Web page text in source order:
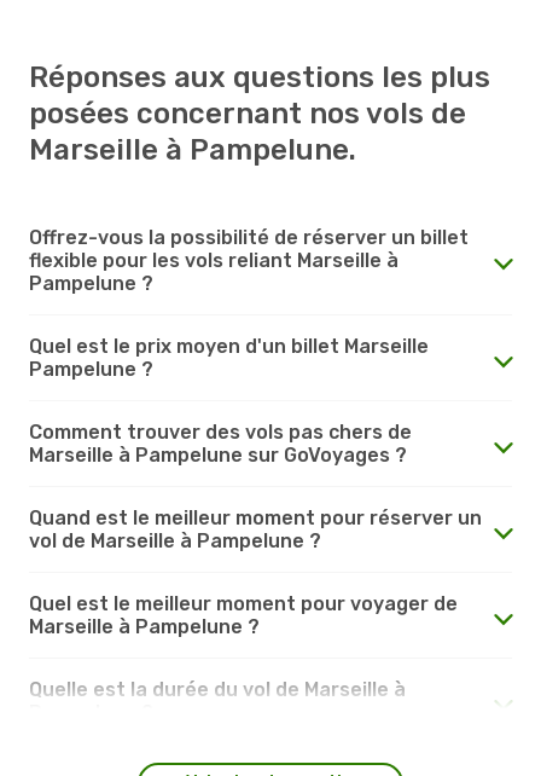
Réponses aux questions les plus
posées concernant nos vols de
Marseille à Pampelune.
Offrez-vous la possibilité de réserver un billet
flexible pour les vols reliant Marseille à
Pampelune ?
Quel est le prix moyen d'un billet Marseille
Pampelune ?
Comment trouver des vols pas chers de
Marseille à Pampelune sur GoVoyages ?
Quand est le meilleur moment pour réserver un
vol de Marseille à Pampelune ?
Quel est le meilleur moment pour voyager de
Marseille à Pampelune ?
Quelle est la durée du vol de Marseille à